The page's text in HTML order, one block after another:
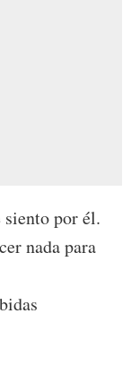
por él.
nada para